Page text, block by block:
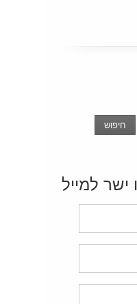
חיפוש
ישר למייל